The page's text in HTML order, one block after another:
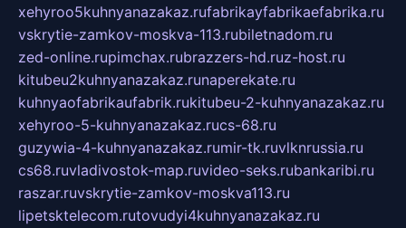
xehyroo5kuhnyanazakaz.rufabrikayfabrikaefabrika.ru
vskrytie-zamkov-moskva-113.rubiletnadom.ru
zed-online.rupimchax.rubrazzers-hd.ruz-host.ru
kitubeu2kuhnyanazakaz.runaperekate.ru
kuhnyaofabrikaufabrik.rukitubeu-2-kuhnyanazakaz.ru
xehyroo-5-kuhnyanazakaz.rucs-68.ru
guzywia-4-kuhnyanazakaz.rumir-tk.ruvlknrussia.ru
cs68.ruvladivostok-map.ruvideo-seks.rubankaribi.ru
raszar.ruvskrytie-zamkov-moskva113.ru
lipetsktelecom.rutovudyi4kuhnyanazakaz.ru